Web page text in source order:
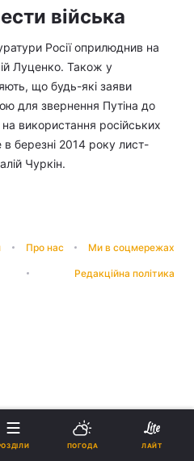
війська
Росії оприлюднив на
Луценко. Також у
що будь-які заяви
для звернення Путіна до
використання російських
в березні 2014 року лист-
Чуркін.
Про нас Ми в соцмережах
Редакційна політика
ПОГОДА ЛАЙТ